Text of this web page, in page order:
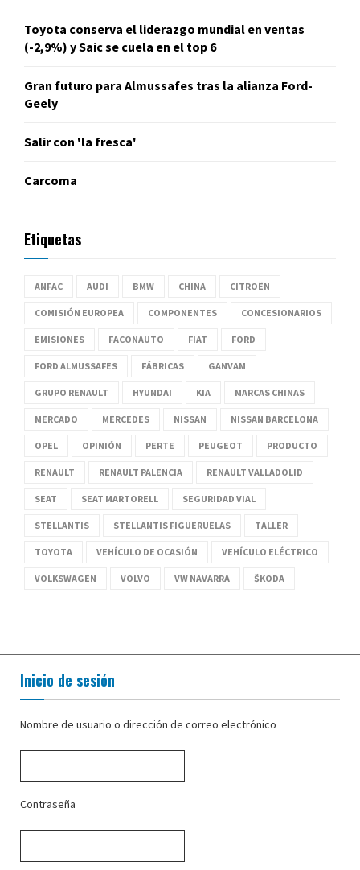
Toyota conserva el liderazgo mundial en ventas
(-2,9%) y Saic se cuela en el top 6
Gran futuro para Almussafes tras la alianza Ford-
Geely
Salir con 'la fresca'
Carcoma
Etiquetas
ANFAC AUDI BMW CHINA CITROËN
COMISIÓN EUROPEA COMPONENTES CONCESIONARIOS
EMISIONES FACONAUTO FIAT FORD
FORD ALMUSSAFES FÁBRICAS GANVAM
GRUPO RENAULT HYUNDAI KIA MARCAS CHINAS
MERCADO MERCEDES NISSAN NISSAN BARCELONA
OPEL OPINIÓN PERTE PEUGEOT PRODUCTO
RENAULT RENAULT PALENCIA RENAULT VALLADOLID
SEAT SEAT MARTORELL SEGURIDAD VIAL
STELLANTIS STELLANTIS FIGUERUELAS TALLER
TOYOTA VEHÍCULO DE OCASIÓN VEHÍCULO ELÉCTRICO
VOLKSWAGEN VOLVO VW NAVARRA ŠKODA
Inicio de sesión
Nombre de usuario o dirección de correo electrónico
Contraseña